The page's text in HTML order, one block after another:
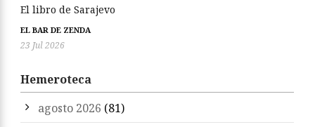
El libro de Sarajevo
EL BAR DE ZENDA
23 Jul 2026
Hemeroteca
agosto 2026 (81)